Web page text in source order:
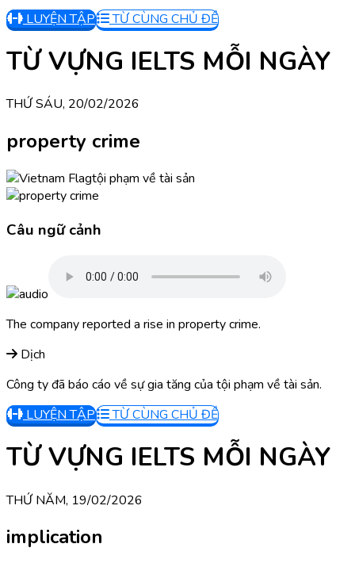
LUYỆN TẬP
TỪ CÙNG CHỦ ĐỀ
TỪ VỰNG IELTS MỖI NGÀY
THỨ SÁU, 20/02/2026
property crime
tội phạm về tài sản
Câu ngữ cảnh
The company reported a rise in property crime.
Dịch
Công ty đã báo cáo về sự gia tăng của tội phạm về tài sản.
LUYỆN TẬP
TỪ CÙNG CHỦ ĐỀ
TỪ VỰNG IELTS MỖI NGÀY
THỨ NĂM, 19/02/2026
implication